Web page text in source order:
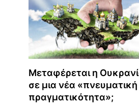
Μεταφέρεται η
σε μια νέα «πνευματική
πραγματικότητα»;